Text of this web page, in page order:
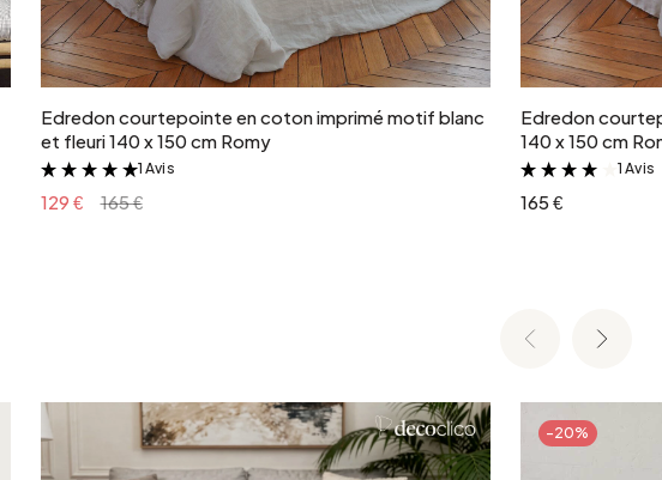
Ajouter au panier
Edredon courtepointe en coton imprimé motif blanc
et fleuri 140 x 150 cm Romy
&
1 Avis
129 € 165 €
Edredon
140 x 150 cm
&
1 Avis
165 €
-20%